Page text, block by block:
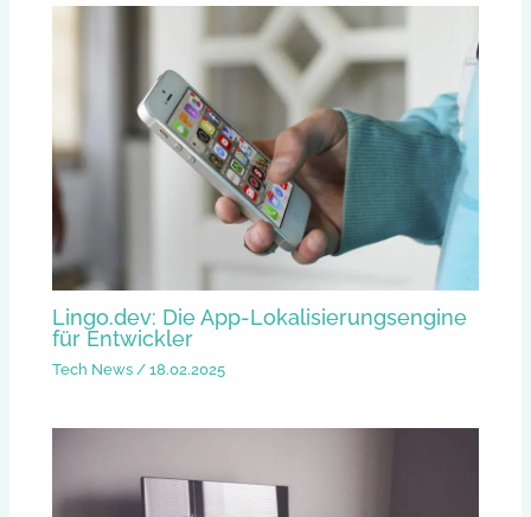
Lingo.dev: Die App-Lokalisierungsengine
für Entwickler
Tech News /18.02.2025